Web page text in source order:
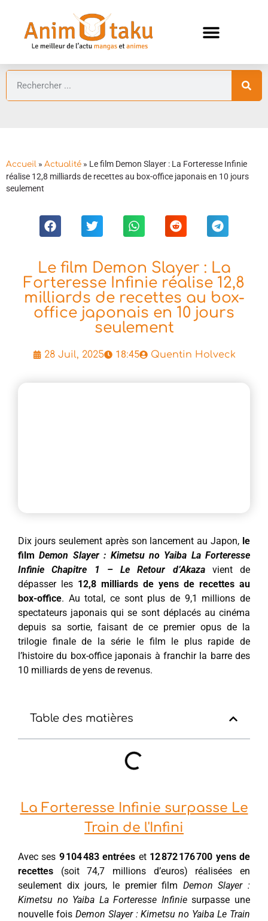
Accueil » Actualité » Le film Demon Slayer : La Forteresse Infinie
réalise 12,8 milliards de recettes au box-office japonais en 10 jours
seulement
Le film Demon Slayer : La
Forteresse Infinie réalise 12,8
milliards de recettes au box-
office japonais en 10 jours
seulement
28 Juil, 2025 18:45 Quentin Holveck
Dix jours seulement après son lancement au Japon, le
filmDemon Slayer : Kimetsu no Yaiba La Forteresse
Infinie Chapitre 1 – Le Retour d’Akazavient de
dépasser les 12,8 milliards de yens de recettes au
box-office. Au total, ce sont plus de 9,1 millions de
spectateurs japonais qui se sont déplacés au cinéma
depuis sa sortie, faisant de ce premier opus de la
trilogie finale de la série le film le plus rapide de
l’histoire du box-office japonais à franchir la barre des
10 milliards de yens de revenus.
Table des matières
La Forteresse Infinie surpasse Le
Train de l'Infini
Avec ses 9 104 483 entrées et 12 872 176 700 yens de
recettes (soit 74,7 millions d’euros) réalisées en
seulement dix jours, le premier film Demon Slayer :
Kimetsu no Yaiba La Forteresse Infiniesurpasse une
nouvelle fois Demon Slayer : Kimetsu no Yaiba Le Train